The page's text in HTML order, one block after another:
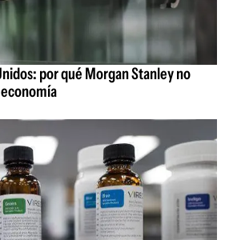
por qué Morgan Stanley no